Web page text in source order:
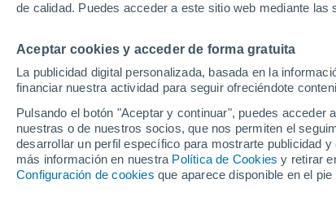
de calidad. Puedes acceder a este sitio web mediante las
Aceptar cookies y acceder de forma gratuita
La publicidad digital personalizada, basada en la
financiar nuestra actividad para seguir ofreciéndote
Pulsando el botón "Aceptar y continuar", puedes
nuestras o de nuestros socios, que nos permiten el
desarrollar un perfil específico para mostrarte publicidad
más información en nuestra Política de Cookies y retirar
Configuración de cookies que aparece disponible en el
Marzo de 2023 en
muy cálido y